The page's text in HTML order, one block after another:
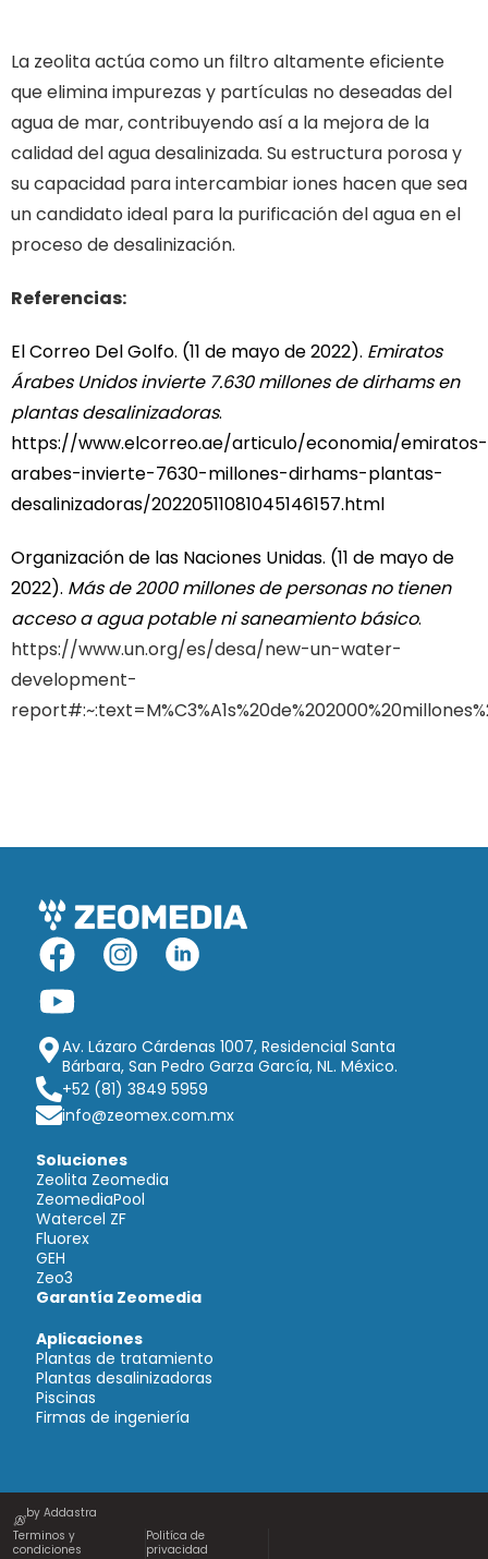
La zeolita actúa como un filtro altamente eficiente
que elimina impurezas y partículas no deseadas del
agua de mar, contribuyendo así a la mejora de la
calidad del agua desalinizada. Su estructura porosa y
su capacidad para intercambiar iones hacen que sea
un candidato ideal para la purificación del agua en el
proceso de desalinización.
Referencias:
El Correo Del Golfo. (11 de mayo de 2022). Emiratos
Árabes Unidos invierte 7.630 millones de dirhams en
plantas desalinizadoras.
https://www.elcorreo.ae/articulo/economia/emiratos-
arabes-invierte-7630-millones-dirhams-plantas-
desalinizadoras/20220511081045146157.html
Organización de las Naciones Unidas. (11 de mayo de
2022). Más de 2000 millones de personas no tienen
acceso a agua potable ni saneamiento básico.
https://www.un.org/es/desa/new-un-water-
development-
Av. Lázaro Cárdenas 1007, Residencial Santa
Bárbara, San Pedro Garza García, NL. México.
+52 (81) 3849 5959
info@zeomex.com.mx
Soluciones
Zeolita Zeomedia
ZeomediaPool
Watercel ZF
Fluorex
GEH
Zeo3
Garantía Zeomedia​
Aplicaciones
Plantas de tratamiento
Plantas desalinizadoras
Piscinas
Firmas de ingeniería
by Addastra
Terminos y
condiciones
Politíca de
privacidad